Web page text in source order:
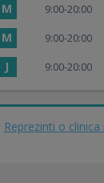
M 9:00-20:00
M 9:00-20:00
J 9:00-20:00
Reprezinti o